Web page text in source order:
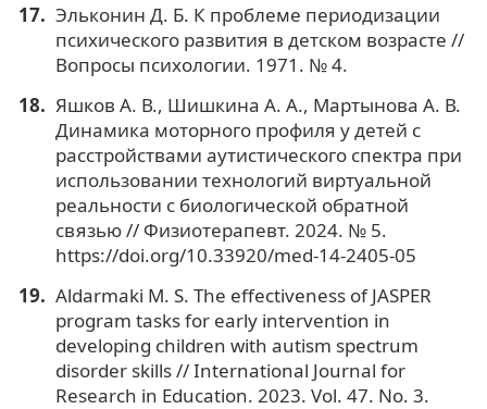
Эльконин Д. Б. К проблеме периодизации
психического развития в детском возрасте //
Вопросы психологии. 1971. № 4.
Яшков А. В., Шишкина А. А., Мартынова А. В.
Динамика моторного профиля у детей с
расстройствами аутистического спектра при
использовании технологий виртуальной
реальности с биологической обратной
связью // Физиотерапевт. 2024. № 5.
https://doi.org/10.33920/med-14-2405-05
Aldarmaki M. S. The effectiveness of JASPER
program tasks for early intervention in
developing children with autism spectrum
disorder skills // International Journal for
Research in Education. 2023. Vol. 47. No. 3.